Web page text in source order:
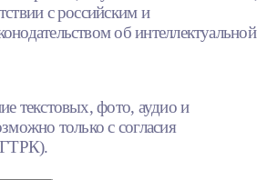
с российским и
об интеллектуальной
текстовых, фото, аудио и
только с согласия